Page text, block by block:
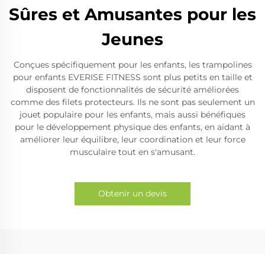
Sûres et Amusantes pour les
Jeunes
Conçues spécifiquement pour les enfants, les trampolines
pour enfants EVERISE FITNESS sont plus petits en taille et
disposent de fonctionnalités de sécurité améliorées
comme des filets protecteurs. Ils ne sont pas seulement un
jouet populaire pour les enfants, mais aussi bénéfiques
pour le développement physique des enfants, en aidant à
améliorer leur équilibre, leur coordination et leur force
musculaire tout en s'amusant.
Obtenir un devis